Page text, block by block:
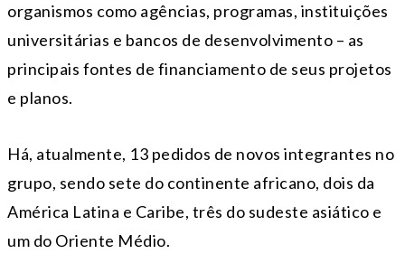
organismos como agências, programas, instituições
universitárias e bancos de desenvolvimento – as
principais fontes de financiamento de seus projetos
e planos.
Há, atualmente, 13 pedidos de novos integrantes no
grupo, sendo sete do continente africano, dois da
América Latina e Caribe, três do sudeste asiático e
um do Oriente Médio.